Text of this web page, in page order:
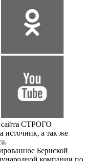
СТРОГО
а так же
Бернской